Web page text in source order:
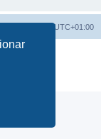
UTC+01:00
Limited